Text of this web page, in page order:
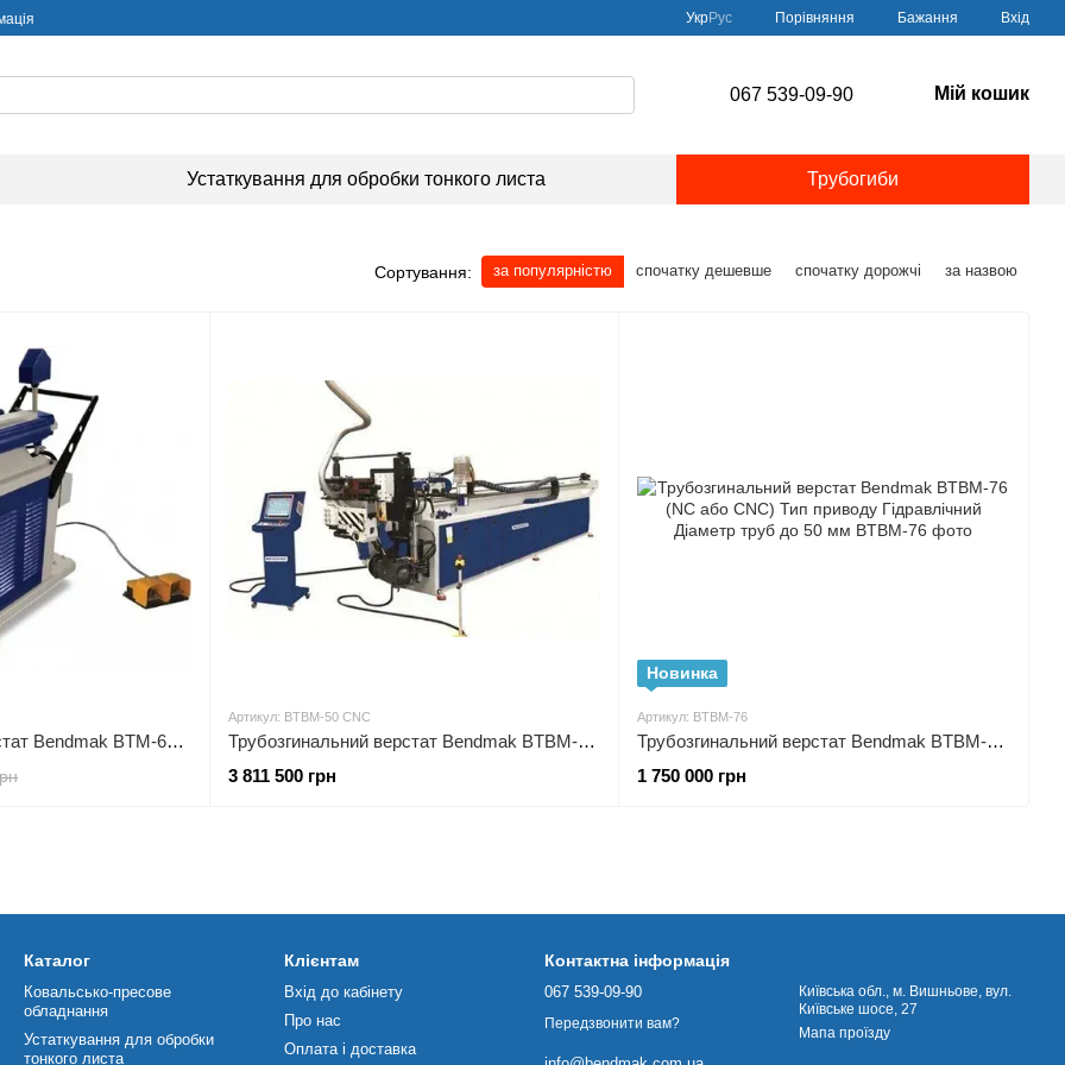
УкрРус Порівняння Бажання Вхід
067 539-09-90 Мій кошик
Устаткування для обробки тонкого листа Трубогиби
Сортування: за популярністю спочатку дешевше спочатку дорожчі за назвою
Трубозгинальний верстат Bendmak BTM-64 Тип приводу Ручний Діаметр труб до 63 мм
Артикул: BTBM-50 CNC
Трубозгинальний верстат Bendmak BTBM-50 CNC Тип приводу Гідравлічний Діаметр труб до 50 мм
3 811 500 грн
Новинка
Артикул: BTBM-76
Трубозгинальний верстат Bendmak BTBM-76 (NC або CNC) Тип приводу Гідравлічний Діаметр труб до 50 мм
1 750 000 грн
Каталог
Ковальсько-пресове
обладнання
Устаткування для обробки
тонкого листа
Клієнтам
Вхід до кабінету
Про нас
Оплата і доставка
Контактна інформація
067 539-09-90
Передзвонити вам?
Київська обл., м. Вишньове, вул.
Київське шосе, 27
Мапа проїзду